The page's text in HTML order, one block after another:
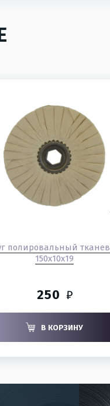
полировальный
150х10х19
250 ₽
В КОРЗИНУ